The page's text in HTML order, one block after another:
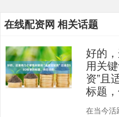
在线配资网 相关话题
好的
用关
资”且
标题
在当今活